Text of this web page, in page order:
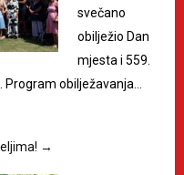
svečano
obilježio Dan
mjesta i 559.
obilježavanja…
→